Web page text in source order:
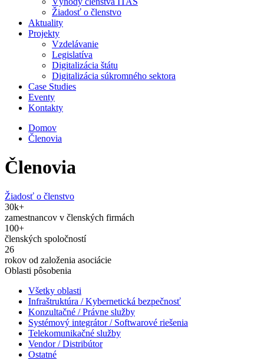
Žiadosť o členstvo
Aktuality
Projekty
Vzdelávanie
Legislatíva
Digitalizácia štátu
Digitalizácia súkromného sektora
Case Studies
Eventy
Kontakty
Domov
Členovia
Členovia
Žiadosť o členstvo
30k+
zamestnancov v členských firmách
100+
členských spoločností
26
rokov od založenia asociácie
Oblasti pôsobenia
Všetky oblasti
Infraštruktúra / Kybernetická bezpečnosť
Konzultačné / Právne služby
Systémový integrátor / Softwarové riešenia
Telekomunikačné služby
Vendor / Distribútor
Ostatné